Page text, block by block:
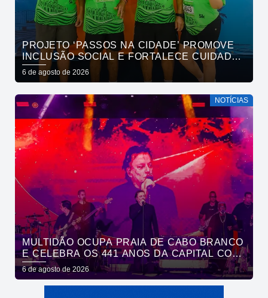
PROJETO ‘PASSOS NA CIDADE’ PROMOVE
INCLUSÃO SOCIAL E FORTALECE CUIDADO
EM SAÚDE MENTAL POR MEIO DA CORRIDA
6 de agosto de 2026
NOTÍCIAS
MULTIDÃO OCUPA PRAIA DE CABO BRANCO
E CELEBRA OS 441 ANOS DA CAPITAL COM
SHOWS DE ROUPA NOVA E FÁBIO JR
6 de agosto de 2026